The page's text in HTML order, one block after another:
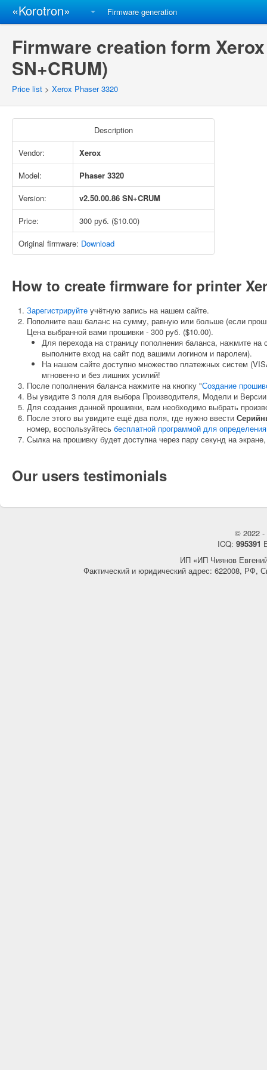
«Korotron» Firmware generation
Firmware creation form
SN+CRUM)
Price list > Xerox Phaser 3320
Description
Vendor:
Xerox
Model:
Phaser 3320
Version:
v2.50.00.86 SN+CRUM
Price:
300 руб. ($10.00)
Original firmware: Download
How to create firmware for printer
Зарегистрируйте учётную запись на нашем сайте.
Пополните ваш баланс на сумму, равную или больше (если
Цена выбранной вами прошивки - 300 руб. ($10.00).
Для перехода на страницу пополнения баланса, нажмите на
выполните вход на сайт под вашими логином и паролем).
На нашем сайте доступно множество платежных систем
мгновенно и без лишних усилий!
После пополнения баланса нажмите на кнопку "Создание
Вы увидите 3 поля для выбора Производителя, Модели и
Для создания данной прошивки, вам необходимо выбрать
После этого вы увидите ещё два поля, где нужно ввести
номер, воспользуйтесь бесплатной программой для
Сылка на прошивку будет доступна через пару секунд на
Our users testimonials
© 2022 -
ICQ: 995391
ИП «ИП Чиянов
Фактический и юридический адрес: 622008, РФ,